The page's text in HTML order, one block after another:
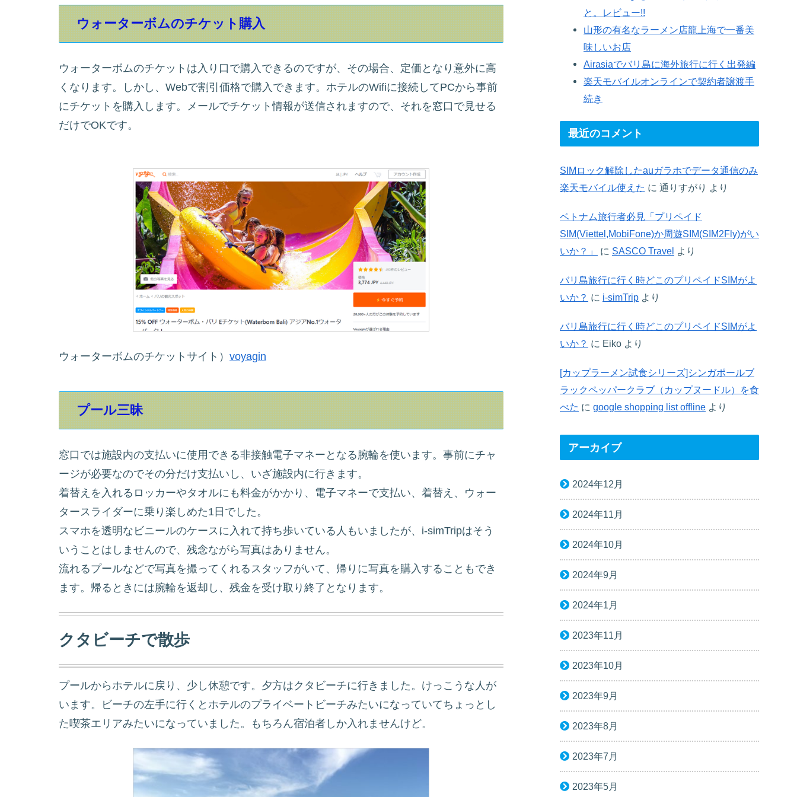
ウォーターボムのチケット購入
ウォーターボムのチケットは入り口で購入できるのですが、その場合、定価となり意外に高
くなります。しかし、Webで割引価格で購入できます。ホテルのWifiに接続してPCから事前
にチケットを購入します。メールでチケット情報が送信されますので、それを窓口で見せる
だけでOKです。
ウォーターボムのチケットサイト） voyagin
プール三昧
窓口では施設内の支払いに使用できる非接触電子マネーとなる腕輪を使います。事前にチャ
ージが必要なのでその分だけ支払いし、いざ施設内に行きます。
着替えを入れるロッカーやタオルにも料金がかかり、電子マネーで支払い、着替え、ウォー
タースライダーに乗り楽しめた1日でした。
スマホを透明なビニールのケースに入れて持ち歩いている人もいましたが、i-simTripはそう
いうことはしませんので、残念ながら写真はありません。
流れるプールなどで写真を撮ってくれるスタッフがいて、帰りに写真を購入することもでき
ます。帰るときには腕輪を返却し、残金を受け取り終了となります。
クタビーチで散歩
プールからホテルに戻り、少し休憩です。夕方はクタビーチに行きました。けっこうな人が
います。ビーチの左手に行くとホテルのプライベートビーチみたいになっていてちょっとし
た喫茶エリアみたいになっていました。もちろん宿泊者しか入れませんけど。
と。レビュー!!
山形の有名なラーメン店龍上海で一番美
味しいお店
Airasiaでバリ島に海外旅行に行く出発編
楽天モバイルオンラインで契約者譲渡手
続き
最近のコメント
SIMロック解除したauガラホでデータ通信のみ
楽天モバイル使えた に 通りすがり より
ベトナム旅行者必見「プリペイド
SIM(Viettel,MobiFone)か周遊SIM(SIM2Fly)がい
いか？」
に SASCO Travel より
バリ島旅行に行く時どこのプリペイドSIMがよ
いか？ に i-simTrip より
バリ島旅行に行く時どこのプリペイドSIMがよ
いか？ に Eiko より
[カップラーメン試食シリーズ]シンガポールブ
ラックペッパークラブ（カップヌードル）を食
べた に google shopping list offline より
アーカイブ
2024年12月
2024年11月
2024年10月
2024年9月
2024年1月
2023年11月
2023年10月
2023年9月
2023年8月
2023年7月
2023年5月